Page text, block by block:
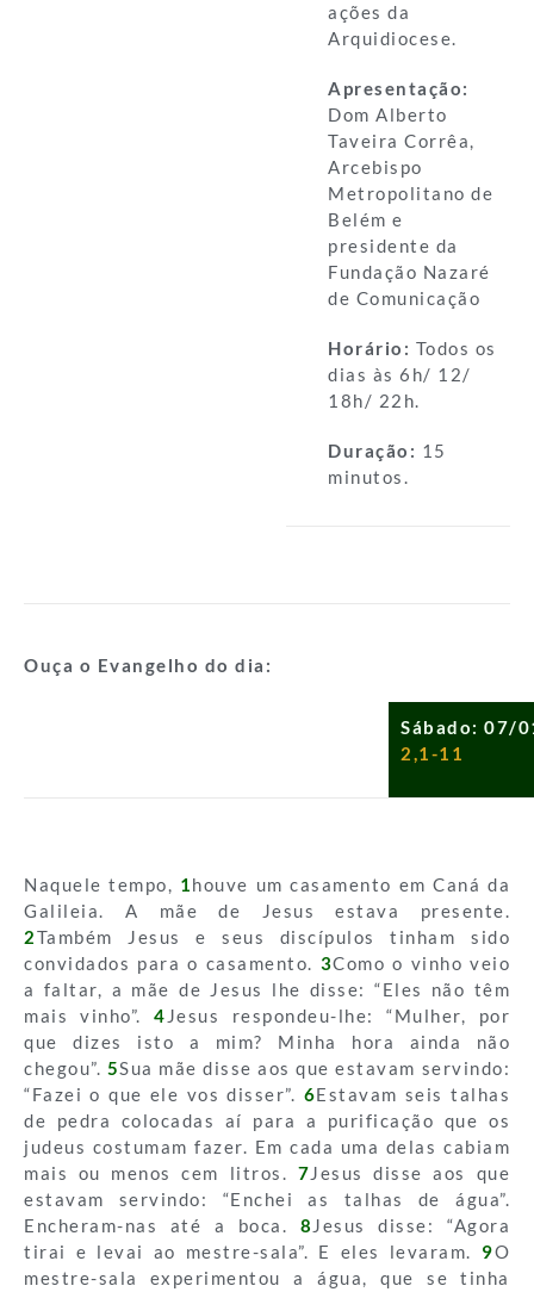
ações da
Arquidiocese.
Apresentação:
Dom Alberto
Taveira Corrêa,
Arcebispo
Metropolitano de
Belém e
presidente da
Fundação Nazaré
de Comunicação
Horário: Todos os
dias às 6h/ 12/
18h/ 22h.
Duração: 15
minutos.
Ouça o Evangelho do dia:
Sábado: 07/
2,1-11
Naquele tempo, 1houve um casamento em Caná da
Galileia. A mãe de Jesus estava presente.
2Também Jesus e seus discípulos tinham sido
convidados para o casamento. 3Como o vinho veio
a faltar, a mãe de Jesus lhe disse: “Eles não têm
mais vinho”.4 Jesus respondeu-lhe: “Mulher, por
que dizes isto a mim? Minha hora ainda não
chegou”. 5Sua mãe disse aos que estavam servindo:
“Fazei o que ele vos disser”. 6Estavam seis talhas
de pedra colocadas aí para a purificação que os
judeus costumam fazer. Em cada uma delas cabiam
mais ou menos cem litros. 7Jesus disse aos que
estavam servindo: “Enchei as talhas de água”.
Encheram-nas até a boca. 8 Jesus disse: “Agora
tirai e levai ao mestre-sala”. E eles levaram. 9O
mestre-sala experimentou a água, que se tinha